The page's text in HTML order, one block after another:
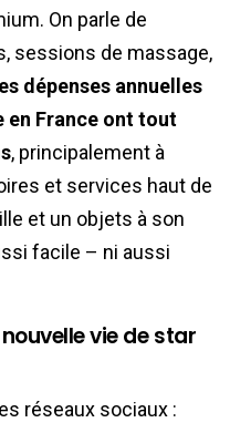
On parle de
sessions de massage,
dépenses annuelles
en France ont tout
, principalement à
et services haut de
et un objets à son
facile – ni aussi
vie de star
réseaux sociaux :